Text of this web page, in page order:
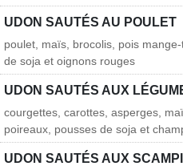
UDON SAUTÉS AU POULET
poulet, maïs, brocolis, pois
de soja et oignons rouges
UDON SAUTÉS AUX
courgettes, carottes, asperges,
poireaux, pousses de soja et
UDON SAUTÉS AUX SCAMPI